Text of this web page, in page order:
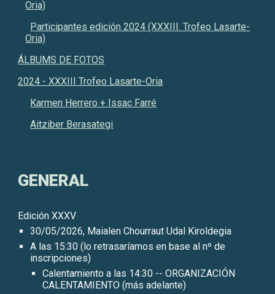
Oria)
Participantes edición 2024 (XXXIII. Trofeo Lasarte-
Oria)
ÁLBUMS DE FOTOS
2024 - XXXIII Trofeo Lasarte-Oria
Karmen Herrero + Issac Farré
Aitziber Berasategi
GENERAL
Edición XXXV
30/05/2026, Maialen Chourraut Udal Kiroldegia
A las 15:30 (lo retrasaríamos en base al nº de
inscripciones)
Calentamiento a las 14:30 --ORGANIZACIÓN
CALENTAMIENTO (más adelante)